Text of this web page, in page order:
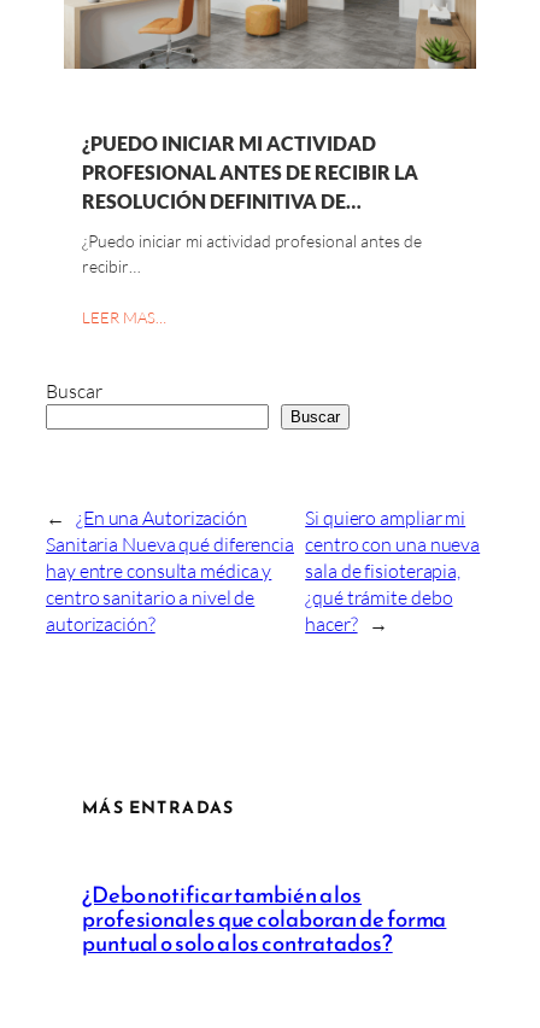
¿PUEDO INICIAR MI ACTIVIDAD
PROFESIONAL ANTES DE RECIBIR LA
RESOLUCIÓN DEFINITIVA DE…
¿Puedo iniciar mi actividad profesional antes de
recibir…
LEER MAS…
Buscar
Buscar
←
¿En una Autorización
Sanitaria Nueva qué diferencia
hay entre consulta médica y
centro sanitario a nivel de
autorización?
Si quiero ampliar mi
centro con una nueva
sala de fisioterapia,
¿qué trámite debo
hacer?
→
MÁS ENTRADAS
¿Debo notificar también a los
profesionales que colaboran de forma
puntual o solo a los contratados?